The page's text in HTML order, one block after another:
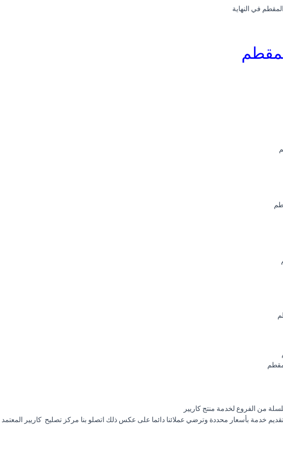
في النهاية
من الفروع لخدمة منتج كاريير
خدمة بأسعار محددة وترضي عملائنا دائما على عكس ذلك اتصلو بنا مركز تصليح كاريير المعتمد